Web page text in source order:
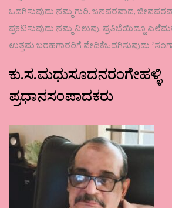
ಒದಗಿಸುವುದು ನಮ್ಮ ಗುರಿ. ಜನಪರವಾದ,
ಪ್ರಕಟಿಸುವುದು ನಮ್ಮ ನಿಲುವು. ಪ್ರತಿಭೆಯಿದ್ದೂ
ಉತ್ತಮ ಬರಹಗಾರರಿಗೆ ವೇದಿಕೆಒದಗಿಸುವುದು
ಕು.ಸ.ಮಧುಸೂದನರಂಗೇಹಳ್ಳಿ
ಪ್ರಧಾನಸಂಪಾದಕರು